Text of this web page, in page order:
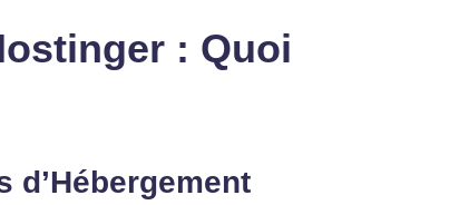
: Quoi
d’Hébergement